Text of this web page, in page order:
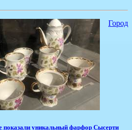
Город
показали уникальный фарфор Сысерти